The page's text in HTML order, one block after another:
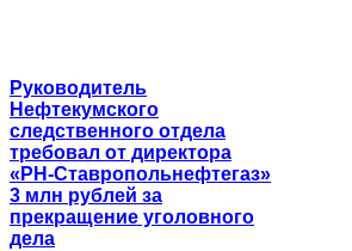
Руководитель
Нефтекумского
следственного отдела
требовал от директора
«РН-Ставропольнефтегаз»
3 млн рублей за
прекращение уголовного
дела